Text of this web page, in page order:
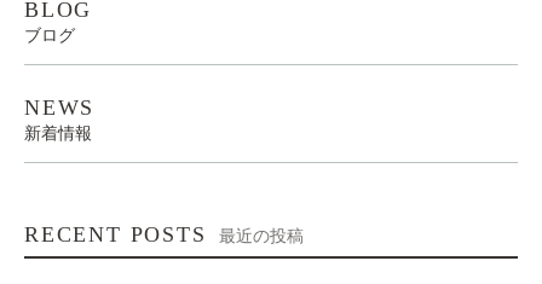
BLOG
ブログ
NEWS
新着情報
RECENT POSTS 最近の投稿